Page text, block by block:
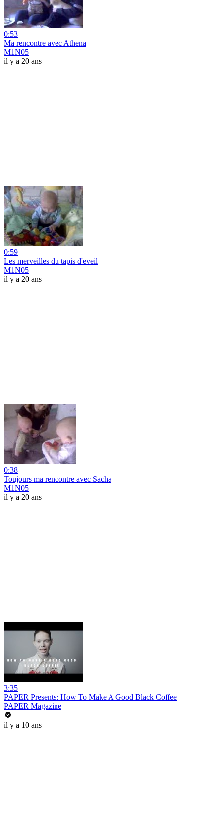
0:53
Ma rencontre avec Athena
M1N05
il y a 20 ans
0:59
Les merveilles du tapis d'eveil
M1N05
il y a 20 ans
0:38
Toujours ma rencontre avec Sacha
M1N05
il y a 20 ans
3:35
PAPER Presents: How To Make A Good Black Coffee
PAPER Magazine
il y a 10 ans